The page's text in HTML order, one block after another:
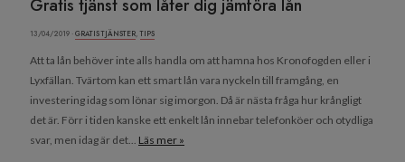
Gratis tjänst som låter dig jämföra lån
13/04/2019 ·GRATIS TJÄNSTER,TIPS
Att ta lån behöver inte alls handla om att hamna hos Kronofogden eller i
Lyxfällan. Tvärtom kan ett smart lån vara nyckeln till framgång, en
investering idag som lönar sig imorgon. Då är nästa fråga hur krångligt
det är. Förr i tiden kanske ett enkelt lån innebar telefonköer och otydliga
svar, men idag är det... Läs mer »